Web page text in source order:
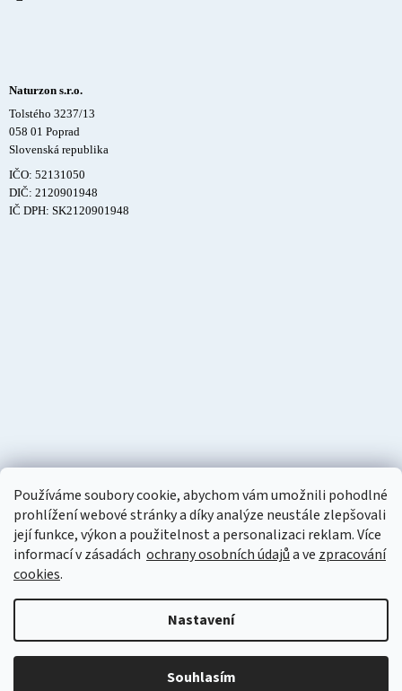
Používáme soubory cookie, abychom vám umožnili pohodlné
prohlížení webové stránky a díky analýze neustále zlepšovali
její funkce, výkon a použitelnost a personalizaci reklam. Více
informací v zásadách ochrany osobních údajůa ve zpracování
cookies.
Nastavení
Souhlasím
Naturzon s.r.o.
Tolstého 3237/13
058 01 Poprad
Slovenská republika
IČO: 52131050
DIČ: 2120901948
IČ DPH: SK2120901948
Copyright 2026Naturzon.cz. Všechna práva vyhrazena.Upravit